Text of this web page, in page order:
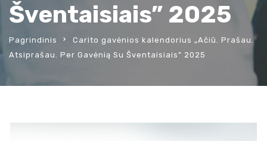
Šventaisiais” 2025
Pagrindinis
Carito gavėnios kalendorius „Ačiū. Prašau.
Atsiprašau. Per Gavėnią Su Šventaisiais” 2025